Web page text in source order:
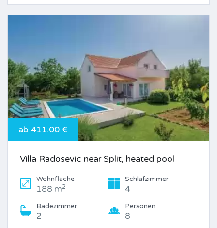
ab 411.00 €
Villa Radosevic near Split, heated pool
Wohnfläche
188 m2
Schlafzimmer
4
Badezimmer
2
Personen
8